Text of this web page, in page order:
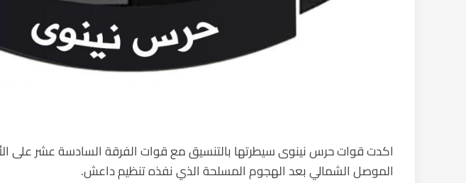
اكدت قوات حرس نينوى سيطرتها بالتنسيق مع قوات الفرقة السادسة عشر على
الموصل الشمالي بعد الهجوم المسلحة الذي نفذه تنظيم داعش.